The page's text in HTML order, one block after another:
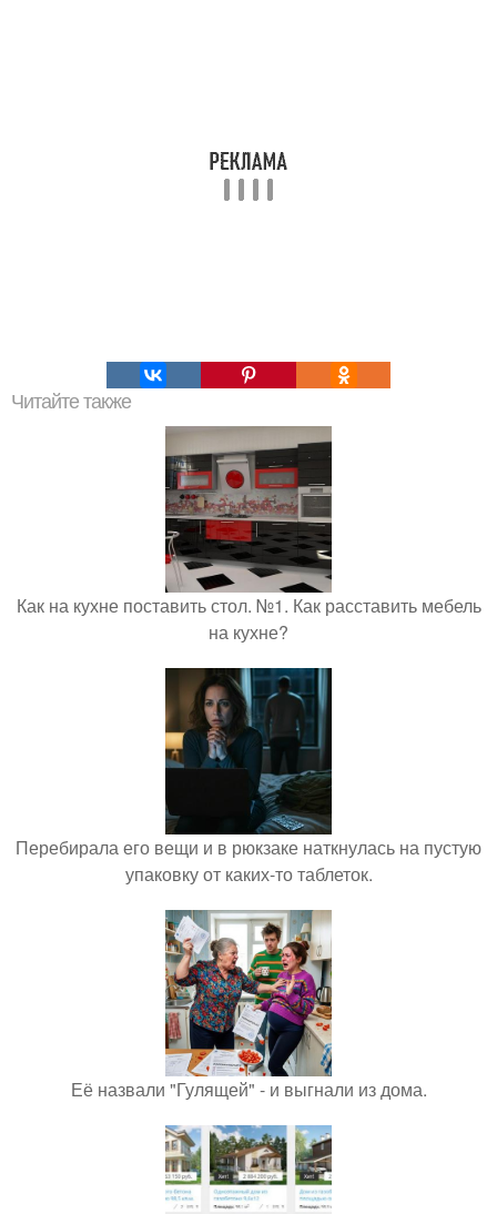
Читайте также
Как на кухне поставить стол. №1. Как расставить мебель
на кухне?
Перебирала его вещи и в рюкзаке наткнулась на пустую
упаковку от каких-то таблеток.
Её назвали "Гулящей" - и выгнали из дома.